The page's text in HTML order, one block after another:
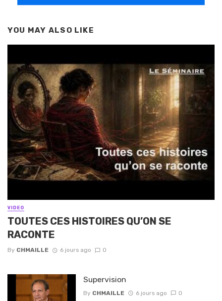
YOU MAY ALSO LIKE
VIDEO
TOUTES CES HISTOIRES QU’ON SE
RACONTE
By CHMAILLE 6 jours ago 0
Supervision
By CHMAILLE 6 jours ago 0